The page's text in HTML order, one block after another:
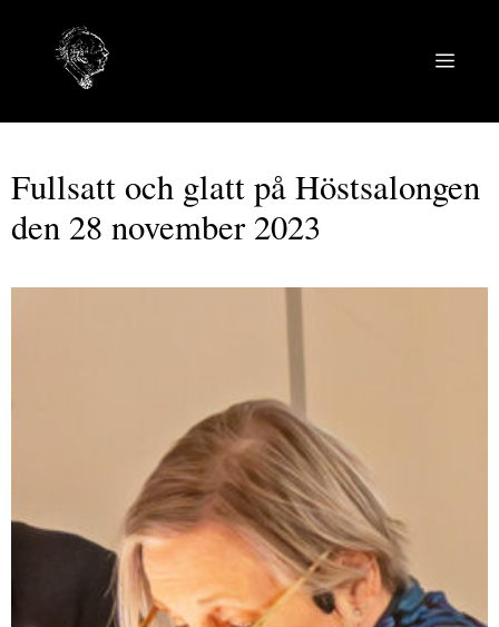
innehåll
Fullsatt och glatt på Höstsalongen
den 28 november 2023